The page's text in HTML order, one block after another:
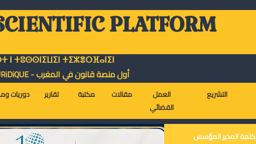
PLATFORM
ⵏ ⵜⵓⵙⵙⵏⵉⵡⵉⵏ ⵜⵉⵣⴻⵔⴼⴰⵏⵉⵏ
أول منصة قانون في المغرب - SiTE DE VEiLLE JURiDiQUE
دوريات تقارير مكتبة مقالات
العمل
القضائي
التشريع
كلمة المدير المؤسس